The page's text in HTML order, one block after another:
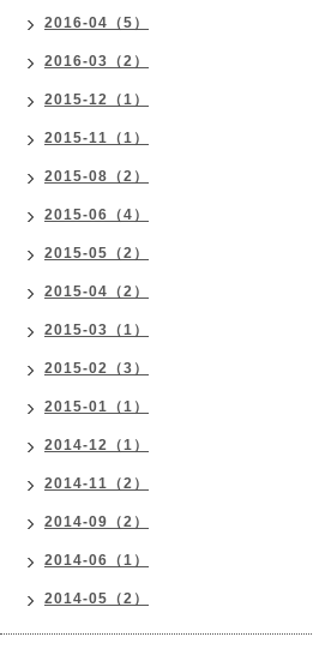
2016-04（5）
2016-03（2）
2015-12（1）
2015-11（1）
2015-08（2）
2015-06（4）
2015-05（2）
2015-04（2）
2015-03（1）
2015-02（3）
2015-01（1）
2014-12（1）
2014-11（2）
2014-09（2）
2014-06（1）
2014-05（2）